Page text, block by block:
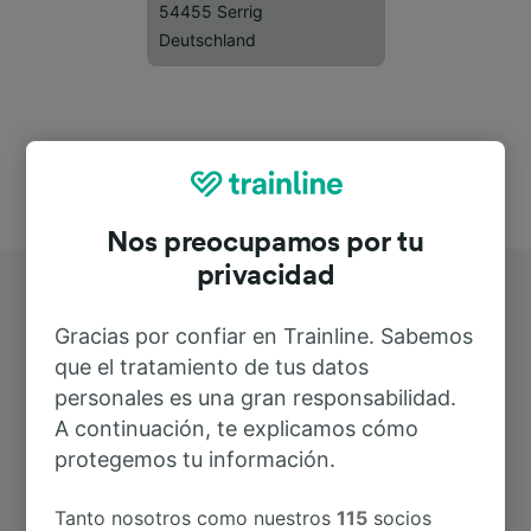
54455 Serrig
Deutschland
Rutas más populares desde Serrig
Duración
Nos preocupamos por tu
privacidad
Gracias por confiar en Trainline. Sabemos
que el tratamiento de tus datos
personales es una gran responsabilidad.
A continuación, te explicamos cómo
protegemos tu información.
Tanto nosotros como nuestros115 socios